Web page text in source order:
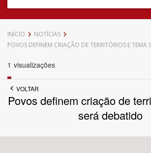
Data do Documento
Até
INÍCIO
NOTÍCIAS
POVOS DEFINEM CRIAÇÃO DE TERRITÓRIOS E TEMA
1 visualizações
VOLTAR
Povos definem criação de
será debatido